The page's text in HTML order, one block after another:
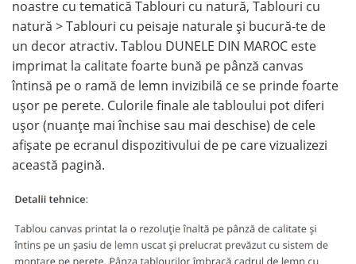
noastre cu tematică Tablouri cu natură, Tablouri cu
natură > Tablouri cu peisaje naturale și bucură-te de
un decor atractiv. Tablou DUNELE DIN MAROC este
imprimat la calitate foarte bună pe pânză canvas
întinsă pe o ramă de lemn invizibilă ce se prinde foarte
ușor pe perete. Culorile finale ale tabloului pot diferi
ușor (nuanțe mai închise sau mai deschise) de cele
afișate pe ecranul dispozitivului de pe care vizualizezi
această pagină.